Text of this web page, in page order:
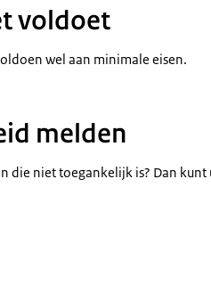
voldoet
wel aan minimale eisen.
melden
die niet toegankelijk is? Dan kunt